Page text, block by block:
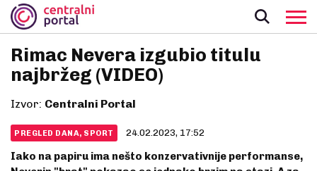
Rimac Nevera izgubio titulu
najbržeg (VIDEO)
Izvor: Centralni Portal
PREGLED DANA, SPORT 24.02.2023, 17:52
​Iako na papiru ima nešto konzervativnije performanse,